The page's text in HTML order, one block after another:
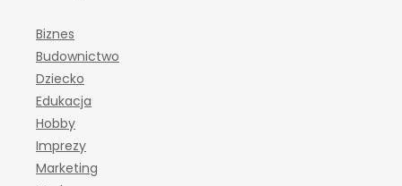
Biznes
Budownictwo
Dziecko
Edukacja
Hobby
Imprezy
Marketing